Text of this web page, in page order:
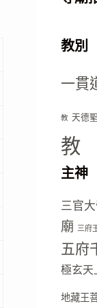
教別
一貫
教 天德
教
主神
三官
廟 三府
五府
極玄天
地藏王